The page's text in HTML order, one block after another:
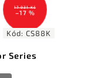
17 931 Kč
–17 %
Kód: CS88K
Series